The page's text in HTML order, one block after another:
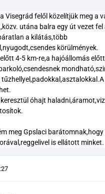
Visegrád felől közelítjük meg a
utána balra egy út vezet fel
a kilátás,több
körülmények.
4-5 km-re,a hajóállomás
óhajt
meg Gpslaci barátomnak,hogy
is ellátott minket.